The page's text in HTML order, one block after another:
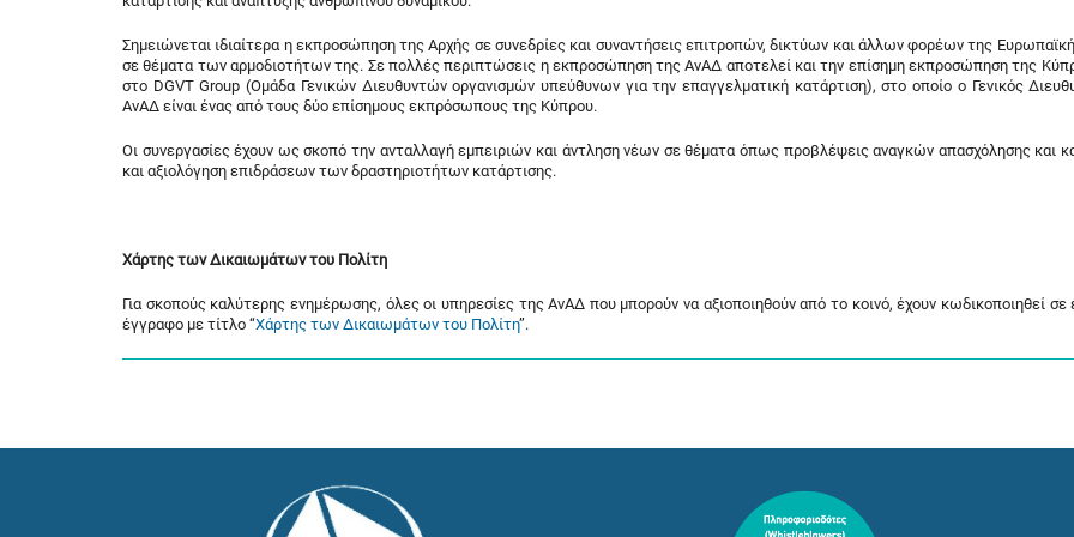
Σημειώνεται ιδιαίτερα η εκπροσώπηση της Αρχής σε συνεδρίες και συναντήσεις επιτροπών, δικτύων και άλλων φορέων της
σε θέματα των αρμοδιοτήτων της. Σε πολλές περιπτώσεις η εκπροσώπηση της ΑνΑΔ αποτελεί και την επίσημη εκπροσώπηση της
στο DGVT Group (Ομάδα Γενικών Διευθυντών οργανισμών υπεύθυνων για την επαγγελματική κατάρτιση), στο οποίο ο Γενικός
ΑνΑΔ είναι ένας από τους δύο επίσημους εκπρόσωπους της Κύπρου.
Οι συνεργασίες έχουν ως σκοπό την ανταλλαγή εμπειριών και άντληση νέων σε θέματα όπως προβλέψεις αναγκών απασχόλησης και
και αξιολόγηση επιδράσεων των δραστηριοτήτων κατάρτισης.
Χάρτης των Δικαιωμάτων του Πολίτη
Για σκοπούς καλύτερης ενημέρωσης, όλες οι υπηρεσίες της ΑνΑΔ που μπορούν να αξιοποιηθούν από το κοινό, έχουν κωδικοποιηθεί σε
έγγραφο με τίτλο “Χάρτης των Δικαιωμάτων του Πολίτη”.